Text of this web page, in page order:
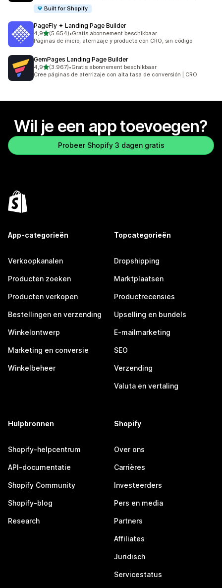
Built for Shopify
PageFly ✦ Landing Page Builder
4,9van 5 sterren
(5.654)
5654 recensies in totaal
•Gratis abonnement beschikbaar
Páginas de inicio, aterrizaje y producto con CRO, sin código
GemPages Landing Page Builder
4,9van 5 sterren
(3.967)
3967 recensies in totaal
•Gratis abonnement beschikbaar
Cree páginas de aterrizaje con alta tasa de conversión | CRO
Wil je een app toevoegen?
Probeer Shopify 3 dagen gratis
App-categorieën
Verkoopkanalen
Producten zoeken
Producten verkopen
Bestellingen en verzending
Winkelontwerp
Marketing en conversie
Winkelbeheer
Topcategorieën
Dropshipping
Marktplaatsen
Productrecensies
Upselling en bundels
E-mailmarketing
SEO
Verzending
Valuta en vertaling
Hulpbronnen
Shopify-helpcentrum
API-documentatie
Shopify Community
Shopify-blog
Research
Shopify
Over ons
Carrières
Investeerders
Pers en media
Partners
Affiliates
Juridisch
Servicestatus